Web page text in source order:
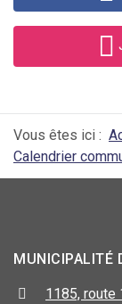
Vous êtes ici :
Calendrier
MUNICIPALITÉ
1185, route